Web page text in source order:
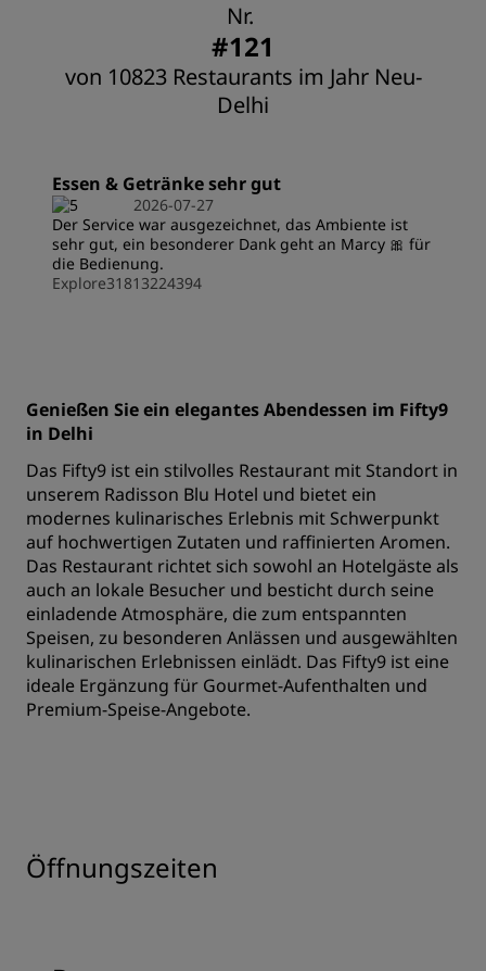
Nr.
#121
von 10823 Restaurants im Jahr Neu-
Delhi
Essen & Getränke sehr gut
2026-07-27
Der Service war ausgezeichnet, das Ambiente ist
sehr gut, ein besonderer Dank geht an Marcy 🎀 für
die Bedienung.
Explore31813224394
Genießen Sie ein elegantes Abendessen im Fifty9
in Delhi
Das Fifty9 ist ein stilvolles Restaurant mit Standort in
unserem Radisson Blu Hotel und bietet ein
modernes kulinarisches Erlebnis mit Schwerpunkt
auf hochwertigen Zutaten und raffinierten Aromen.
Das Restaurant richtet sich sowohl an Hotelgäste als
auch an lokale Besucher und besticht durch seine
einladende Atmosphäre, die zum entspannten
Speisen, zu besonderen Anlässen und ausgewählten
kulinarischen Erlebnissen einlädt. Das Fifty9 ist eine
ideale Ergänzung für Gourmet-Aufenthalten und
Premium-Speise-Angebote.
Öffnungszeiten